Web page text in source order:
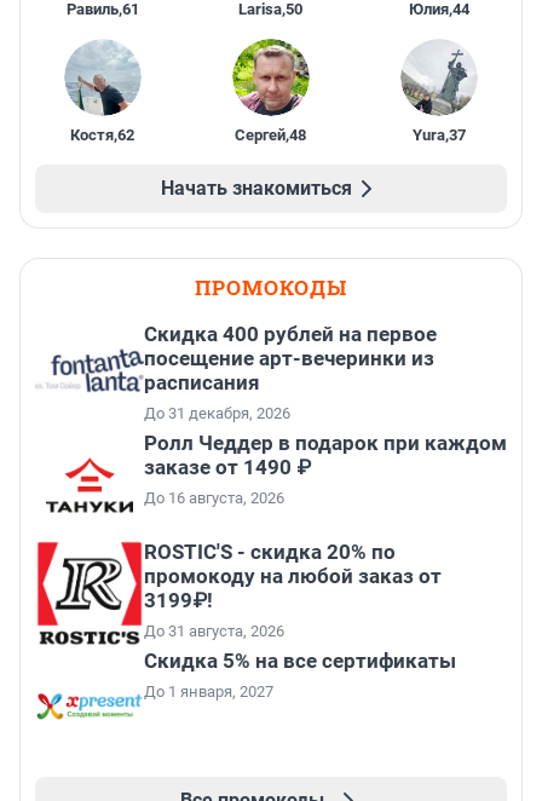
Равиль,61 Larisa,50 Юлия,44
Костя,62 Сергей,48 Yura,37
Начать знакомиться
ПРОМОКОДЫ
Cкидка 400 рублей на первое
посещение арт-вечеринки из
расписания
До 31 декабря, 2026
Ролл Чеддер в подарок при каждом
заказе от 1490 ₽
До 16 августа, 2026
ROSTIC'S - скидка 20% по
промокоду на любой заказ от
3199₽!
До 31 августа, 2026
Скидка 5% на все сертификаты
До 1 января, 2027